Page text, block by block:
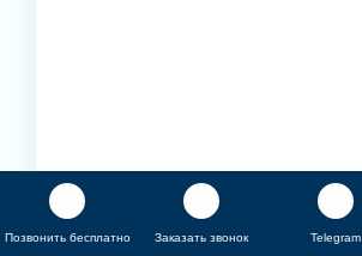
Позвонить бесплатно Заказать звонок Telegram